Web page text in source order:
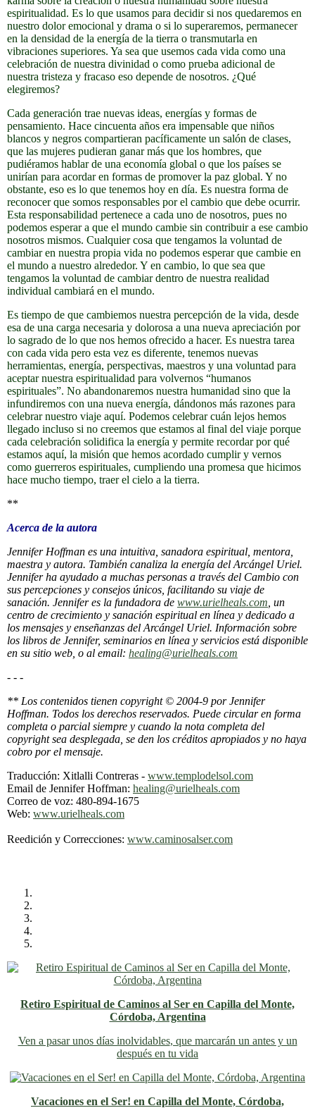
espiritualidad. Es lo que usamos para decidir si nos quedaremos en
nuestro dolor emocional y drama o si lo superaremos, permanecer
en la densidad de la energía de la tierra o transmutarla en
vibraciones superiores. Ya sea que usemos cada vida como una
celebración de nuestra divinidad o como prueba adicional de
nuestra tristeza y fracaso eso depende de nosotros. ¿Qué
elegiremos?
Cada generación trae nuevas ideas, energías y formas de
pensamiento. Hace cincuenta años era impensable que niños
blancos y negros compartieran pacíficamente un salón de clases,
que las mujeres pudieran ganar más que los hombres, que
pudiéramos hablar de una economía global o que los países se
unirían para acordar en formas de promover la paz global. Y no
obstante, eso es lo que tenemos hoy en día. Es nuestra forma de
reconocer que somos responsables por el cambio que debe ocurrir.
Esta responsabilidad pertenece a cada uno de nosotros, pues no
podemos esperar a que el mundo cambie sin contribuir a ese cambio
nosotros mismos. Cualquier cosa que tengamos la voluntad de
cambiar en nuestra propia vida no podemos esperar que cambie en
el mundo a nuestro alrededor. Y en cambio, lo que sea que
tengamos la voluntad de cambiar dentro de nuestra realidad
individual cambiará en el mundo.
Es tiempo de que cambiemos nuestra percepción de la vida, desde
esa de una carga necesaria y dolorosa a una nueva apreciación por
lo sagrado de lo que nos hemos ofrecido a hacer. Es nuestra tarea
con cada vida pero esta vez es diferente, tenemos nuevas
herramientas, energía, perspectivas, maestros y una voluntad para
aceptar nuestra espiritualidad para volvernos “humanos
espirituales”. No abandonaremos nuestra humanidad sino que la
infundiremos con una nueva energía, dándonos más razones para
celebrar nuestro viaje aquí. Podemos celebrar cuán lejos hemos
llegado incluso si no creemos que estamos al final del viaje porque
cada celebración solidifica la energía y permite recordar por qué
estamos aquí, la misión que hemos acordado cumplir y vernos
como guerreros espirituales, cumpliendo una promesa que hicimos
hace mucho tiempo, traer el cielo a la tierra.
**
Acerca de la autora
Jennifer Hoffman es una intuitiva, sanadora espiritual, mentora,
maestra y autora. También canaliza la energía del Arcángel Uriel.
Jennifer ha ayudado a muchas personas a través del Cambio con
sus percepciones y consejos únicos, facilitando su viaje de
sanación. Jennifer es la fundadora de www.urielheals.com , un
centro de crecimiento y sanación espiritual en línea y dedicado a
los mensajes y enseñanzas del Arcángel Uriel. Información sobre
los libros de Jennifer, seminarios en línea y servicios está disponible
en su sitio web, o al email: healing@urielheals.com
- - -
** Los contenidos tienen copyright © 2004-9 por Jennifer
Hoffman. Todos los derechos reservados. Puede circular en forma
completa o parcial siempre y cuando la nota completa del
copyright sea desplegada, se den los créditos apropiados y no haya
cobro por el mensaje.
Traducción: Xitlalli Contreras - www.templodelsol.com
Email de Jennifer Hoffman: healing@urielheals.com
Correo de voz: 480-894-1675
Web: www.urielheals.com
Reedición y Correcciones: www.caminosalser.com
Retiro Espiritual de Caminos al Ser en Capilla del Monte,
Córdoba, Argentina
Ven a pasar unos días inolvidables, que marcarán un antes y un
después en tu vida
Vacaciones en el Ser! en Capilla del Monte, Córdoba,